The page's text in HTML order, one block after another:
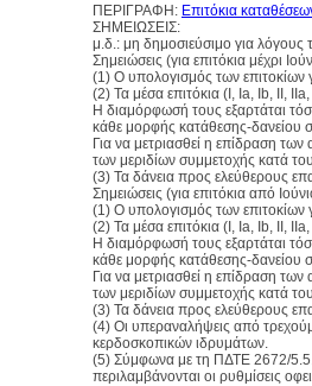
ΠΕΡΙΓΡΑΦΗ: Επιτόκια
ΣΗΜΕΙΩΣΕΙΣ:
μ.δ.: μη δημοσιεύσιμο για λόγους
Σημειώσεις (για επιτόκια μέχρι
(1) Ο υπολογισμός των επιτοκίων
(2) Τα μέσα επιτόκια (I, Ia, Ib, II,
Η διαμόρφωσή τους εξαρτάται
κάθε μορφής κατάθεσης-δανείου
Για να μετριασθεί η επίδραση
των μεριδίων συμμετοχής κατά
(3) Τα δάνεια προς ελεύθερους
Σημειώσεις (για επιτόκια από
(1) Ο υπολογισμός των επιτοκίων
(2) Τα μέσα επιτόκια (I, Ia, Ib, II,
Η διαμόρφωσή τους εξαρτάται
κάθε μορφής κατάθεσης-δανείου
Για να μετριασθεί η επίδραση
των μεριδίων συμμετοχής κατά
(3) Τα δάνεια προς ελεύθερους
(4) Οι υπεραναλήψεις από
κερδοσκοπικών ιδρυμάτων.
(5) Σύμφωνα με τη ΠΔΤΕ 2672/
περιλαμβάνονται οι ρυθμίσεις